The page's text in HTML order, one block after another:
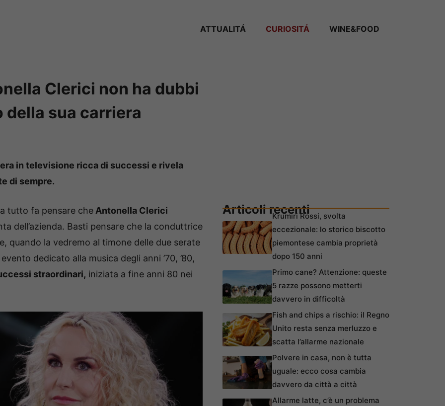
ATTUALITÁ CURIOSITÁ WINE&FOOD
Clerici non ha dubbi
della sua carriera
in televisione ricca di successi e rivela
di sempre.
tutto fa pensare che Antonella Clerici
dell’azienda. Basti pensare che la conduttrice
quando la vedremo al timone delle due serate
evento dedicato alla musica degli anni ’70, ’80,
straordinari, iniziata a fine anni 80 nei
Articoli recentiKrumiri Rossi, svolta
eccezionale: lo storico biscotto
piemontese cambia proprietà
dopo 150 anni
Primo cane? Attenzione: queste
5 razze possono metterti
davvero in difficoltà
Fish and chips a rischio: il Regno
Unito resta senza merluzzo e
scatta l’allarme nazionale
Polvere in casa, non è tutta
uguale: ecco cosa cambia
davvero da città a città
Allarme latte, c’è un problema